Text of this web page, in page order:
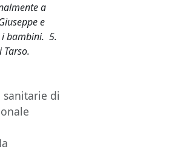
a
e
i bambini. 5.
di